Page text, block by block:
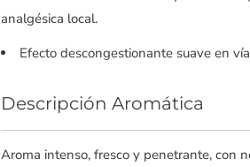
analgésica local.
Efecto descongestionante suave en
Descripción Aromática
Aroma intenso, fresco y penetrante, con